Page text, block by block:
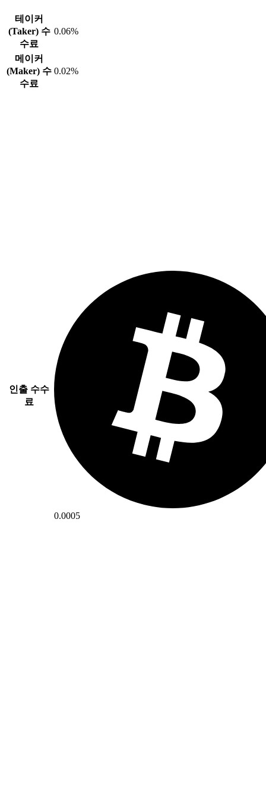
테이커
(Taker) 수
수료
0.06%
메이커
(Maker) 수
수료
0.02%
인출 수수
료
0.0005